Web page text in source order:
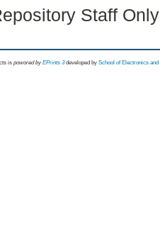
Staff
is powored byEPrints 3 developed by School of Electronics